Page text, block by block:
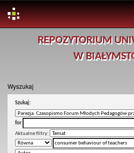
REPOZYTORIUM
W
Wyszukaj
Szukaj:
for
Aktualne filtry: